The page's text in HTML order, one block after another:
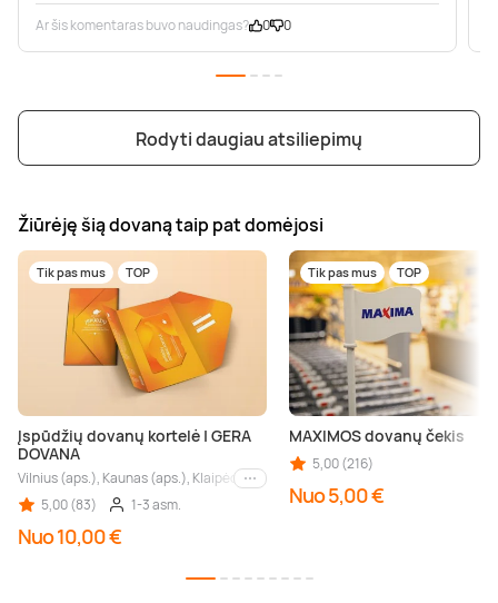
Ar šis komentaras buvo naudingas? 0 0
Rodyti daugiau atsiliepimų
Žiūrėję šią dovaną taip pat domėjosi
Tik pas mus TOP
Įspūdžių dovanų kortelė | GERA
DOVANA
Vilnius (aps.), Kaunas (aps.), Klaipėda (aps.), Palanga (aps.), Nida (aps.),
Kiti miestai
5,00 (83)
1-3 asm.
Nuo 10,00 €
Tik pas mus TOP
MAXIMOS dovanų čekis
5,00 (216)
Nuo 5,00 €